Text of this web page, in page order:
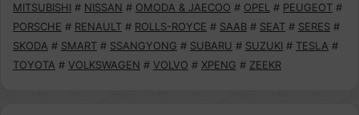
MITSUBISHI # NISSAN # OMODA & JAECOO # OPEL # PEUGEOT #
PORSCHE # RENAULT # ROLLS-ROYCE # SAAB # SEAT # SERES #
SKODA # SMART # SSANGYONG # SUBARU # SUZUKI # TESLA #
TOYOTA # VOLKSWAGEN # VOLVO # XPENG # ZEEKR